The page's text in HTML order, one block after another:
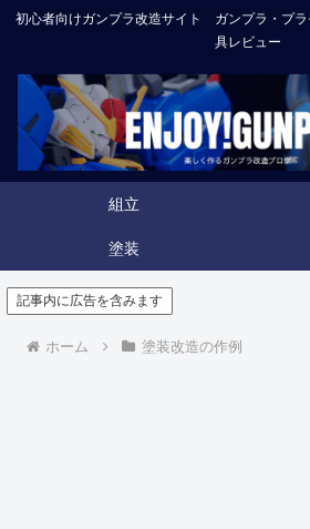
初心者向けガンプラ改造サイト ガンプラ・プ
具レビュー
組立
塗装
記事内に広告を含みます
ホーム 塗装改造の作例